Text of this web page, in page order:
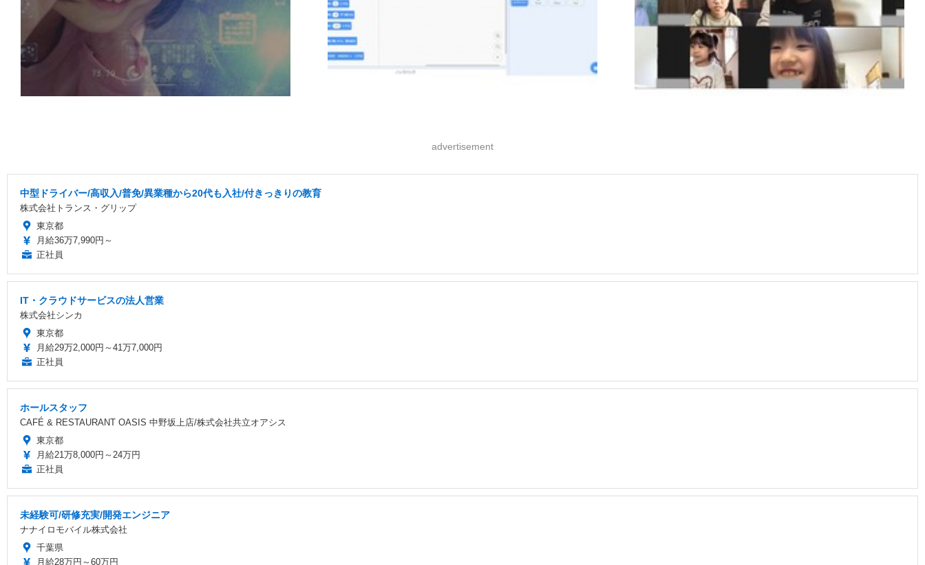
advertisement
中型ドライバー/高収入/普免/異業種から20代も入社/付きっきりの教育
株式会社トランス・グリップ
東京都
月給36万7,990円～
正社員
IT・クラウドサービスの法人営業
株式会社シンカ
東京都
月給29万2,000円～41万7,000円
正社員
ホールスタッフ
CAFÉ & RESTAURANT OASIS 中野坂上店/株式会社共立オアシス
東京都
月給21万8,000円～24万円
正社員
未経験可/研修充実/開発エンジニア
ナナイロモバイル株式会社
千葉県
月給28万円～60万円